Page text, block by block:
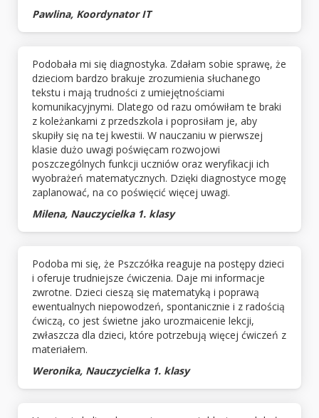
Pawlina, Koordynator IT
Podobała mi się diagnostyka. Zdałam sobie sprawę, że
dzieciom bardzo brakuje zrozumienia słuchanego
tekstu i mają trudności z umiejętnościami
komunikacyjnymi. Dlatego od razu omówiłam te braki
z koleżankami z przedszkola i poprosiłam je, aby
skupiły się na tej kwestii. W nauczaniu w pierwszej
klasie dużo uwagi poświęcam rozwojowi
poszczególnych funkcji uczniów oraz weryfikacji ich
wyobrażeń matematycznych. Dzięki diagnostyce mogę
zaplanować, na co poświęcić więcej uwagi.
Milena, Nauczycielka 1. klasy
Podoba mi się, że Pszczółka reaguje na postępy dzieci
i oferuje trudniejsze ćwiczenia. Daje mi informacje
zwrotne. Dzieci cieszą się matematyką i poprawą
ewentualnych niepowodzeń, spontanicznie i z radością
ćwiczą, co jest świetne jako urozmaicenie lekcji,
zwłaszcza dla dzieci, które potrzebują więcej ćwiczeń z
materiałem.
Weronika, Nauczycielka 1. klasy